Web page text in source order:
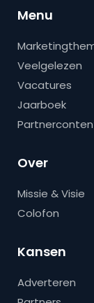
Menu
Veelgelezen
Vacatures
Jaarboek
Over
Missie & Visie
Colofon
Kansen
Adverteren